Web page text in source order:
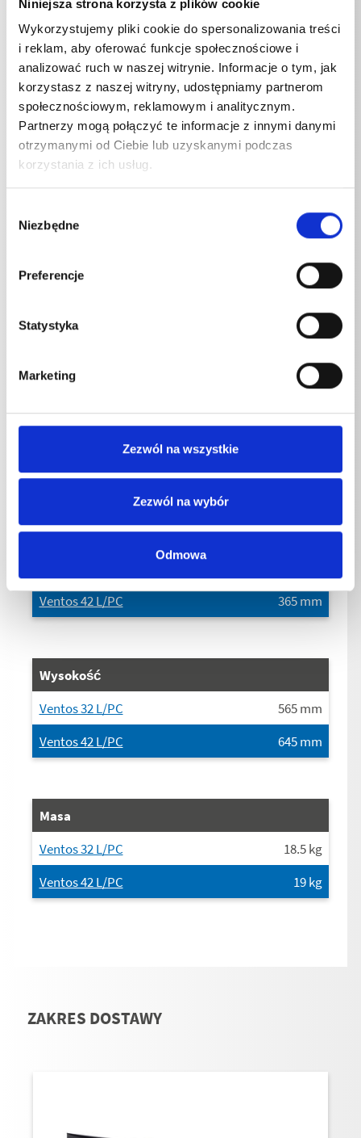
Niniejsza strona korzysta z plików cookie
Wykorzystujemy pliki cookie do spersonalizowania treści
i reklam, aby oferować funkcje społecznościowe i
analizować ruch w naszej witrynie. Informacje o tym, jak
korzystasz z naszej witryny, udostępniamy partnerom
społecznościowym, reklamowym i analitycznym.
Partnerzy mogą połączyć te informacje z innymi danymi
otrzymanymi od Ciebie lub uzyskanymi podczas
korzystania z ich usług.
zgody
Niezbędne
Preferencje
Statystyka
Marketing
Zezwól na wszystkie
Zezwól na wybór
Odmowa
Ventos 32 L/PC
Ventos 42 L/PC
16A
Pobór mocy
Ventos 32 L/PC
1200
Ventos 32 L/PC
7,5m
Ventos 42 L/PC
7,5m
Ventos 32 L/PC
590mm
Ventos 42 L/PC
Szerokość
Ventos 42 L/PC
365mm
Wysokość
Ventos 32 L/PC
565mm
Ventos 42 L/PC
645mm
Masa
Ventos 32 L/PC
18.5kg
Ventos 42 L/PC
19kg
ZAKRES DOSTAWY